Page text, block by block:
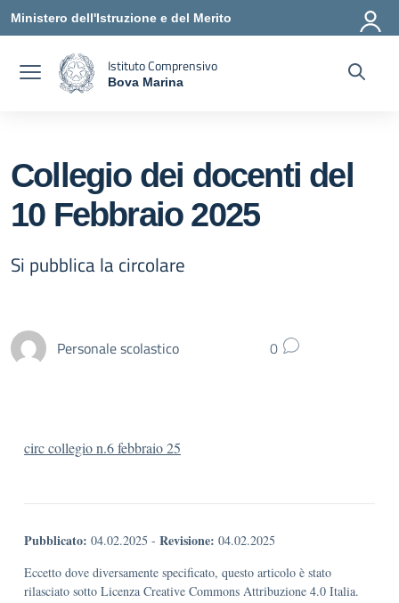
Vai ai contenuti
Vai al menu di navigazione
Vai al footer
Ministero dell'Istruzione e del Merito
Istituto Comprensivo
Bova Marina
Collegio dei docenti del
10 Febbraio 2025
Si pubblica la circolare
Personale scolastico 0
circ collegio n.6 febbraio 25
Pubblicato: 04.02.2025 - Revisione: 04.02.2025
Eccetto dove diversamente specificato, questo articolo è stato
rilasciato sotto Licenza Creative Commons Attribuzione 4.0 Italia.